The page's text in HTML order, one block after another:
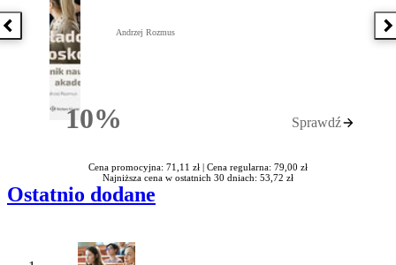
Poprzednia książka
10%Rabatu
Andrzej Rozmus
Sprawdź
Cena promocyjna: 71,11 zł | Cena regularna: 79,00 zł
Najniższa cena w ostatnich 30 dniach: 53,72 zł
Ostatnio dodane